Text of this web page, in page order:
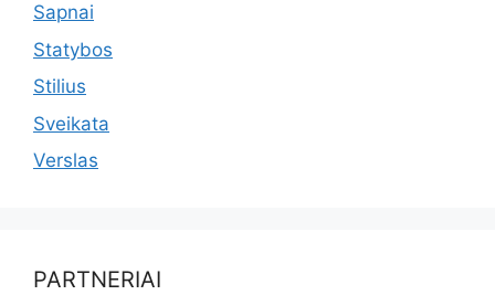
Sapnai
Statybos
Stilius
Sveikata
Verslas
PARTNERIAI